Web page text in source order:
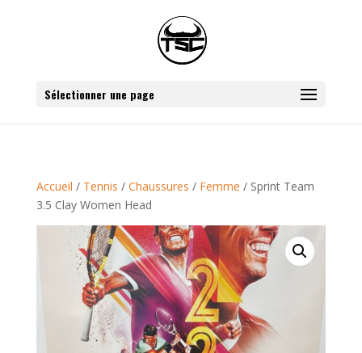
Sélectionner une page
Accueil / Tennis / Chaussures / Femme / Sprint Team
3.5 Clay Women Head